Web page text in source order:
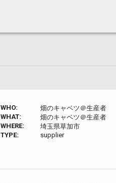
WHO:
畑のキャベツ＠生産者
WHAT:
畑のキャベツ＠生産者
WHERE:
埼玉県草加市
TYPE:
supplier